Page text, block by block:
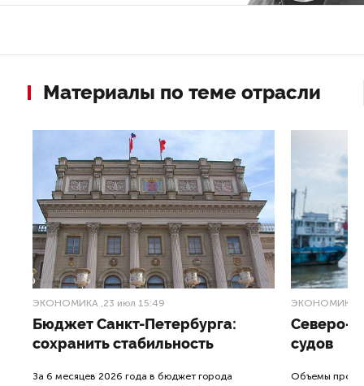
Материалы по теме отрасли
ЭКОНОМИКА ,23 июл 15:49
Бюджет Санкт-Петербурга:
сохранить стабильность
За 6 месяцев 2026 года в бюджет города
ЭКОНОМИКА
Северо-
судов
Объемы